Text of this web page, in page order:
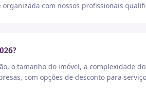
com nossos profissionais
o tamanho do imóvel, a complexidade
com opções de desconto para